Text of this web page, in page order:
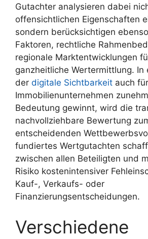
Gutachter analysieren dabei
offensichtlichen Eigenschaften
sondern berücksichtigen
Faktoren, rechtliche
regionale Marktentwicklungen
ganzheitliche Wertermittlung. In
der digitale Sichtbarkeit auch für
Immobilienunternehmen
Bedeutung gewinnt, wird die
nachvollziehbare Bewertung
entscheidenden
fundiertes Wertgutachten
zwischen allen Beteiligten und
Risiko kostenintensiver
Kauf-, Verkaufs- oder
Finanzierungsentscheidungen.
Verschiedene